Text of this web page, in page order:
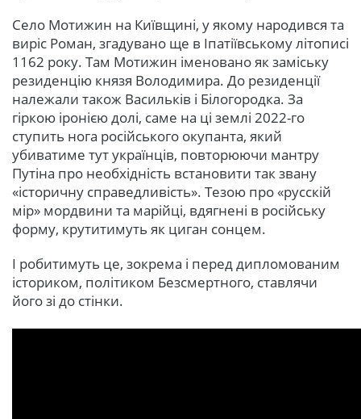
Село Мотижин на Київщині, у якому народився та
виріс Роман, згадувано ще в Іпатіївському літописі
1162 року. Там Мотижин іменовано як заміську
резиденцію князя Володимира. До резиденції
належали також Васильків і Білогородка. За
гіркою іронією долі, саме на ці землі 2022-го
ступить нога російського окупанта, який
убиватиме тут українців, повторюючи мантру
Путіна про необхідність встановити так звану
«історичну справедливість». Тезою про «русскій
мір» мордвини та марійці, вдягнені в російську
форму, крутитимуть як циган сонцем.
І робитимуть це, зокрема і перед дипломованим
істориком, політиком Безсмертного, ставлячи
його зі до стінки.